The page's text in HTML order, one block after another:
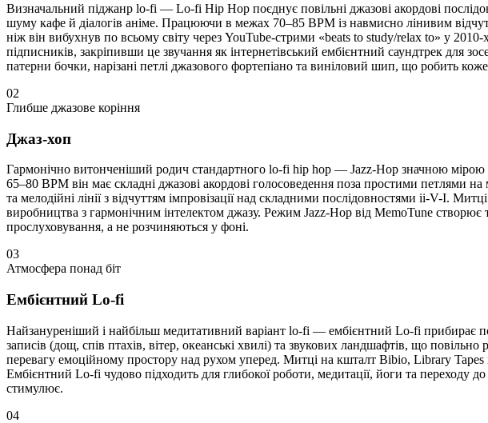
Визначальний піджанр lo-fi — Lo-fi Hip Hop поєднує повільні джазові акордові
шуму кафе й діалогів аніме. Працюючи в межах 70–85 BPM із навмисно лінивим
ніж він вибухнув по всьому світу через YouTube-стрими «beats to study/relax to» у
підписників, закріпивши це звучання як інтернетівський ембієнтний саундтрек для
патерни бочки, нарізані петлі джазового фортепіано та виніловий шип, що робить
02
Глибше джазове коріння
Джаз-хоп
Гармонічно витонченіший родич стандартного lo-fi hip hop — Jazz-Hop значною мірою
65–80 BPM він має складні джазові акордові голосоведення поза простими петлями
та мелодійні лінії з відчуттям імпровізації над складними послідовностями ii-V-I.
виробництва з гармонічним інтелектом джазу. Режим Jazz-Hop від MemoTune
прослуховування, а не розчиняються у фоні.
03
Атмосфера понад біт
Ембієнтний Lo-fi
Найзануреніший і найбільш медитативний варіант lo-fi — ембієнтний Lo-fi прибирає
записів (дощ, спів птахів, вітер, океанські хвилі) та звукових ландшафтів, що
перевагу емоційному простору над рухом уперед. Митці на кшталт Bibio, Library
Ембієнтний Lo-fi чудово підходить для глибокої роботи, медитації, йоги та
стимулює.
04